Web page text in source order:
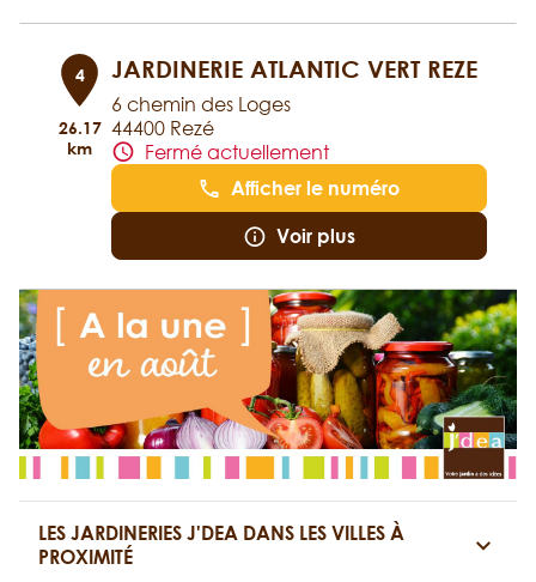
4
26.17
km
JARDINERIE ATLANTIC VERT REZE
6 chemin des Loges
44400 Rezé
Fermé actuellement
Afficher le numéro
Voir plus
LES JARDINERIES J'DEA DANS LES VILLES À
PROXIMITÉ